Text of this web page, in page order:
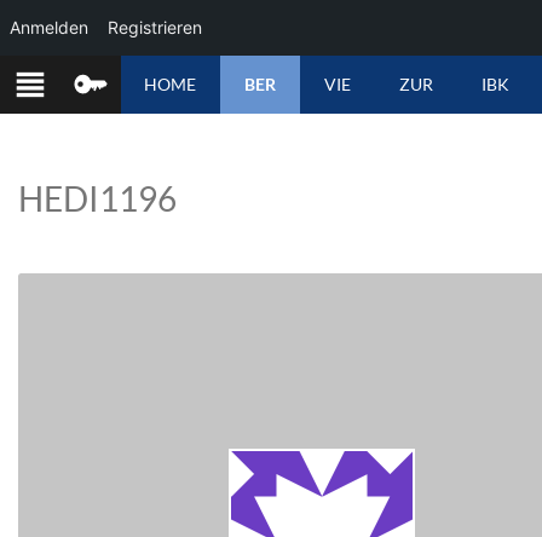
ZUM
INHALT
HOME BER VIE ZUR IBK
HEDI1196
Anmelden Registrieren